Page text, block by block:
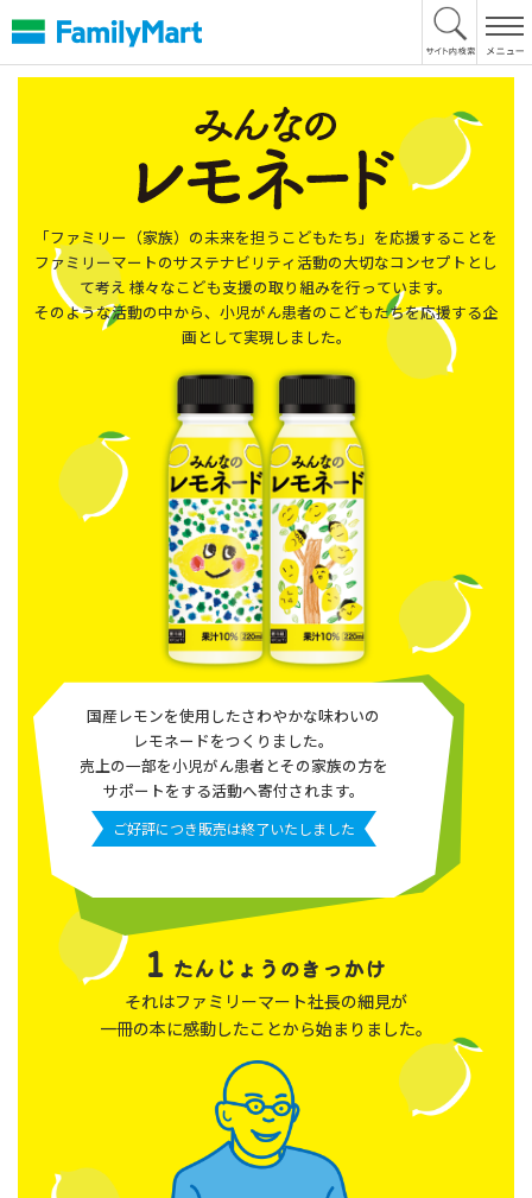
文
へ
「ファミリー（家族）の未来を担うこどもたち」を応援することを
ファミリーマートのサステナビリティ活動の大切なコンセプトとし
て考え 様々なこども支援の取り組みを行っています。
そのような活動の中から、小児がん患者のこどもたちを応援する企
画として実現しました。
国産レモンを使用したさわやかな味わいの
レモネードをつくりました。
売上の一部を小児がん患者とその家族の方を
サポートをする活動へ寄付されます。
ご好評につき販売は終了いたしました
1 たんじょうのきっかけ
それはファミリーマート社長の細見が
一冊の本に感動したことから始まりました。